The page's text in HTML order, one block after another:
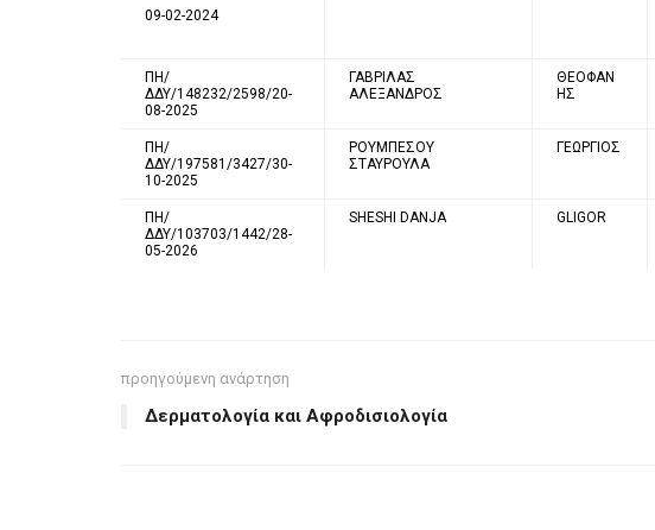
09-02-2024
ΠΗ/
ΔΔΥ/148232/2598/20-
08-2025
ΓΑΒΡΙΛΑΣ
ΑΛΕΞΑΝΔΡΟΣ
ΘΕΟΦΑΝ
ΗΣ
ΠΗ/
ΔΔΥ/197581/3427/30-
10-2025
ΡΟΥΜΠΕΣΟΥ
ΣΤΑΥΡΟΥΛΑ
ΓΕΩΡΓΙΟΣ
ΠΗ/
ΔΔΥ/103703/1442/28-
05-2026
SHESHI DANJA GLIGOR
προηγούμενη ανάρτηση
Δερματολογία και Αφροδισιολογία